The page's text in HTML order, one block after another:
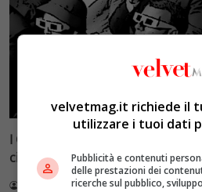
I Cinefanatici – Così ridevano:
ci riguarda da vicino
Lorenzo Cosimi 2 Settembre 2021
velvetmag.it richiede il
utilizzare i tuoi dati
Pubblicità e contenuti
delle prestazioni dei
ricerche sul pubblico,